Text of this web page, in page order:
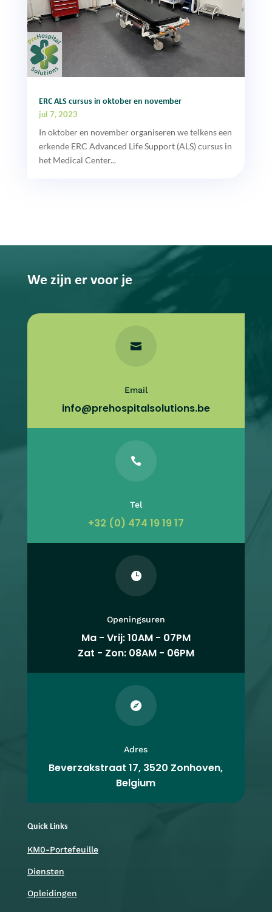
ERC ALS cursus in oktober en november
jul 7, 2023
In oktober en november organiseren we telkens een
erkende ERC Advanced Life Support (ALS) cursus in
het Medical Center...
We zijn er voor je

Email
info@prehospitalsolutions.be

Tel
+32 (0) 474 19 19 17

Openingsuren
Ma - Vrij: 10AM - 07PM
Zat - Zon: 08AM - 06PM

Adres
Beverzakstraat 17, 3520 Zonhoven,
Belgium
Quick Links
KM0-Portefeuille
Diensten
Opleidingen